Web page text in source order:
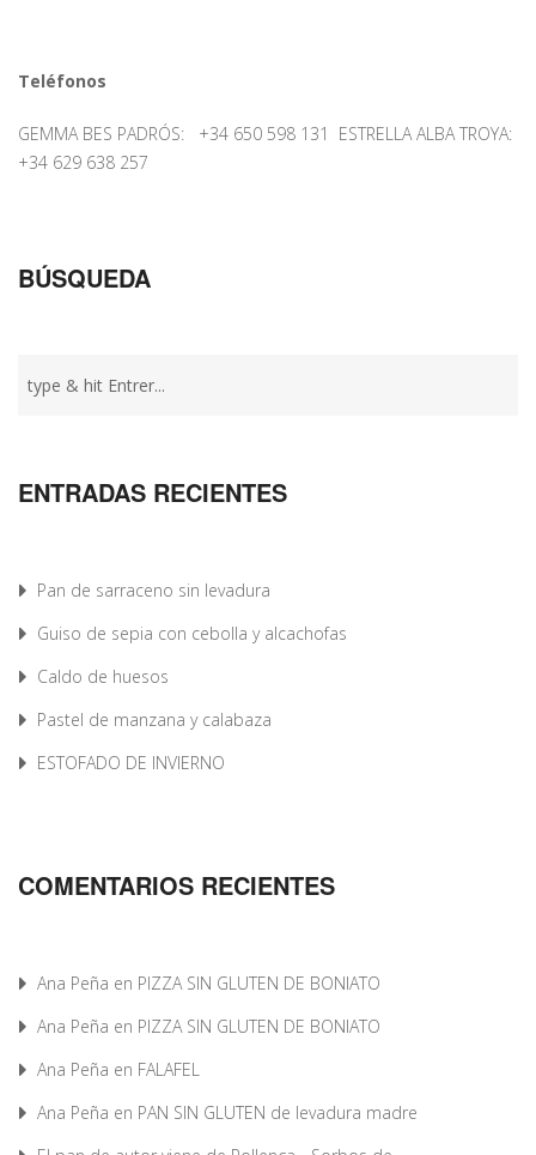
Teléfonos
GEMMA BES PADRÓS: +34 650 598 131 ESTRELLA ALBA TROYA:
+34 629 638 257
BÚSQUEDA
ENTRADAS RECIENTES
Pan de sarraceno sin levadura
Guiso de sepia con cebolla y alcachofas
Caldo de huesos
Pastel de manzana y calabaza
ESTOFADO DE INVIERNO
COMENTARIOS RECIENTES
Ana Peña en PIZZA SIN GLUTEN DE BONIATO
Ana Peña en PIZZA SIN GLUTEN DE BONIATO
Ana Peña en FALAFEL
Ana Peña en PAN SIN GLUTEN de levadura madre